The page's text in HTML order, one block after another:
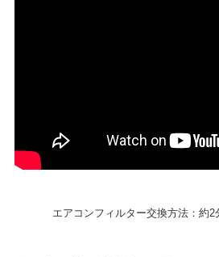
エアコンフィルター交換方法：約2